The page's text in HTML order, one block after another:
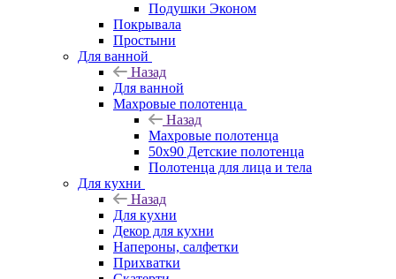
Подушки Эконом
Покрывала
Простыни
Для ванной
Назад
Для ванной
Махровые полотенца
Назад
Махровые полотенца
50х90 Детские полотенца
Полотенца для лица и тела
Для кухни
Назад
Для кухни
Декор для кухни
Напероны, салфетки
Прихватки